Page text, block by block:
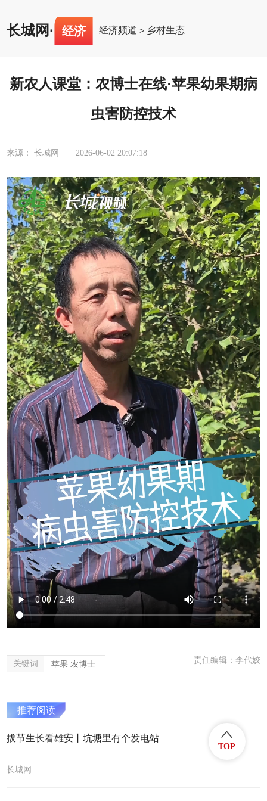
长城网· 经济 经济频道 > 乡村生态
新农人课堂：农博士在线·苹果幼果期病
虫害防控技术
来源： 长城网 2026-06-02 20:07:18
关键词 苹果 农博士 责任编辑：李代姣
推荐阅读
拔节生长看雄安丨坑塘里有个发电站
长城网
TOP